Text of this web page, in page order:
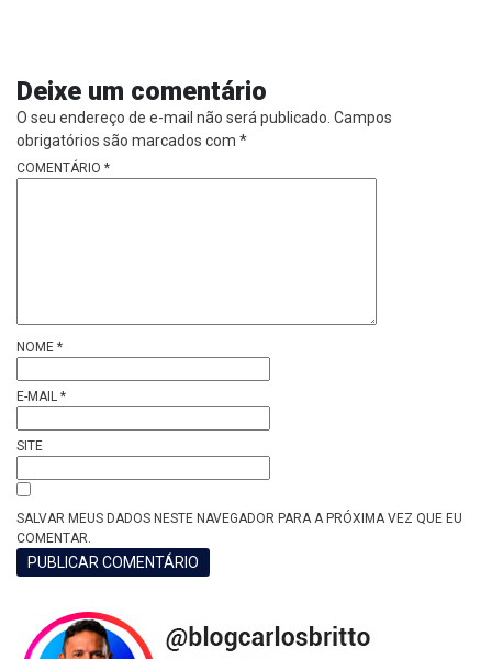
Deixe um comentário
O seu endereço de e-mail não será publicado. Campos
obrigatórios são marcados com *
COMENTÁRIO *
NOME *
E-MAIL *
SITE
SALVAR MEUS DADOS NESTE NAVEGADOR PARA A PRÓXIMA VEZ QUE EU
COMENTAR.